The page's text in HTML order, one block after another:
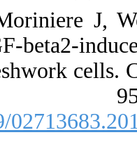
18. Yu
reduces
trabecular
[